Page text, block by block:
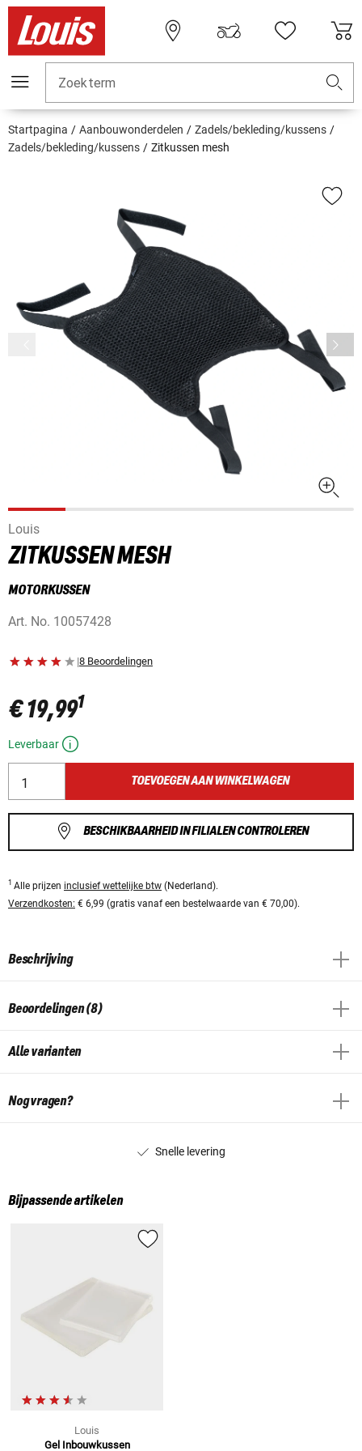
Zoekterm
Startpagina Aanbouwonderdelen
Zadels/bekleding/kussens
Zadels/bekleding/kussens
Zitkussen mesh
Louis
ZITKUSSEN MESH
MOTORKUSSEN
Art. No. 10057428
|8 Beoordelingen
€ 19,991
Leverbaar
TOEVOEGEN AAN WINKELWAGEN
BESCHIKBAARHEID IN FILIALEN CONTROLEREN
1 Alle prijzen inclusief wettelijke btw (Nederland).
Verzendkosten: € 6,99 (gratis vanaf een bestelwaarde van € 70,00).
Beschrijving
Beoordelingen (8)
Alle varianten
Nog vragen?
Snelle levering
Bijpassende artikelen
Louis
Gel Inbouwkussen